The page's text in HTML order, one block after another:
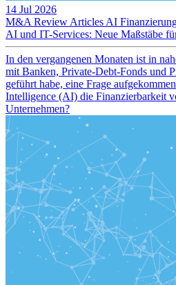
14 Jul 2026
M&A Review Articles AI
AI und IT-Services: Neue Maßstäbe
In den vergangenen Monaten ist in
mit Banken, Private-Debt-Fonds und
geführt habe, eine Frage
Intelligence (AI) die Finanzierbarkeit
Unternehmen?